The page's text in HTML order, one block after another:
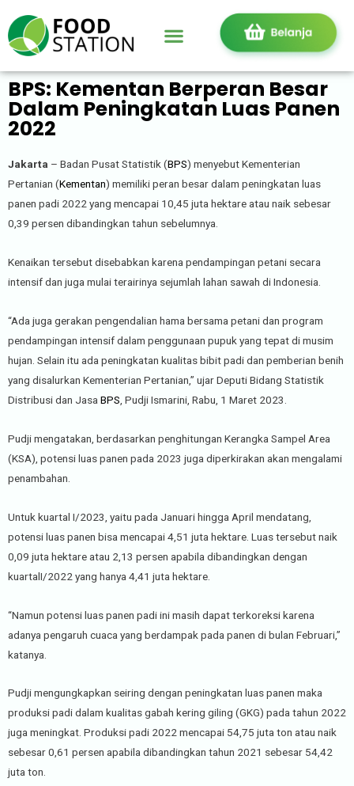
BPS: Kementan Berperan Besar
Dalam Peningkatan Luas Panen
2022
Jakarta – Badan Pusat Statistik (BPS) menyebut Kementerian
Pertanian (Kementan) memiliki peran besar dalam peningkatan luas
panen padi 2022 yang mencapai 10,45 juta hektare atau naik sebesar
0,39 persen dibandingkan tahun sebelumnya.
Kenaikan tersebut disebabkan karena pendampingan petani secara
intensif dan juga mulai terairinya sejumlah lahan sawah di Indonesia.
“Ada juga gerakan pengendalian hama bersama petani dan program
pendampingan intensif dalam penggunaan pupuk yang tepat di musim
hujan. Selain itu ada peningkatan kualitas bibit padi dan pemberian benih
yang disalurkan Kementerian Pertanian,” ujar Deputi Bidang Statistik
Distribusi dan Jasa BPS , Pudji Ismarini, Rabu, 1 Maret 2023.
Pudji mengatakan, berdasarkan penghitungan Kerangka Sampel Area
(KSA), potensi luas panen pada 2023 juga diperkirakan akan mengalami
penambahan.
Untuk kuartal I/2023, yaitu pada Januari hingga April mendatang,
potensi luas panen bisa mencapai 4,51 juta hektare. Luas tersebut naik
0,09 juta hektare atau 2,13 persen apabila dibandingkan dengan
kuartalI/2022 yang hanya 4,41 juta hektare.
“Namun potensi luas panen padi ini masih dapat terkoreksi karena
adanya pengaruh cuaca yang berdampak pada panen di bulan Februari,”
katanya.
Pudji mengungkapkan seiring dengan peningkatan luas panen maka
produksi padi dalam kualitas gabah kering giling (GKG) pada tahun 2022
juga meningkat. Produksi padi 2022 mencapai 54,75 juta ton atau naik
sebesar 0,61 persen apabila dibandingkan tahun 2021 sebesar 54,42
juta ton.